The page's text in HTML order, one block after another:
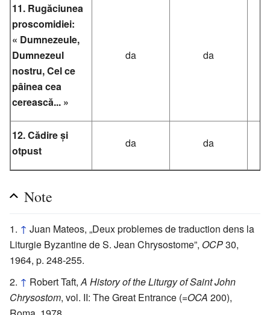
11. Rugăciunea
proscomidiei:
« Dumnezeule,
Dumnezeul
nostru, Cel ce
pâinea cea
cerească... »
da da
12. Cădire și
otpust
da da
Note
↑ Juan Mateos, „Deux problemes de traduction dens la
Liturgie Byzantine de S. Jean Chrysostome”, OCP30,
1964, p. 248-255.
↑ Robert Taft, A History of the Liturgy of Saint John
Chrysostom, vol. II: The Great Entrance (=OCA 200),